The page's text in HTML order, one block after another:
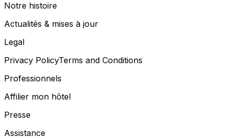
Notre histoire
Actualités & mises à jour
Legal
Privacy PolicyTerms and Conditions
Professionnels
Affilier mon hôtel
Presse
Assistance